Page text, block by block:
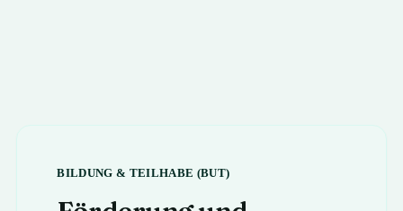
BILDUNG & TEILHABE (BUT)